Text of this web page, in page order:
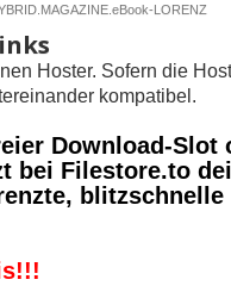
LORENZ
Hoster. Sofern die
kompatibel.
Download-Slot
bei Filestore.to